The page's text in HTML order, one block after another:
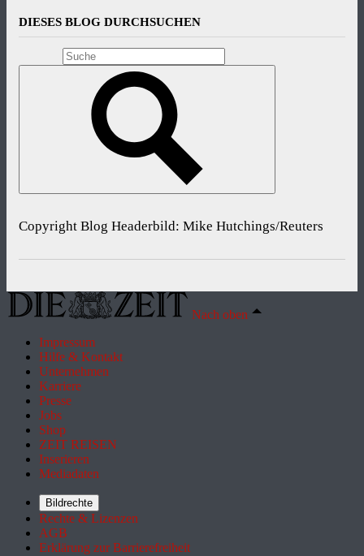
DIESES BLOG DURCHSUCHEN
Copyright Blog Headerbild: Mike Hutchings/Reuters
Nach oben
Impressum
Hilfe & Kontakt
Unternehmen
Karriere
Presse
Jobs
Shop
ZEIT REISEN
Inserieren
Mediadaten
Bildrechte
Rechte & Lizenzen
AGB
Erklärung zur Barrierefreiheit